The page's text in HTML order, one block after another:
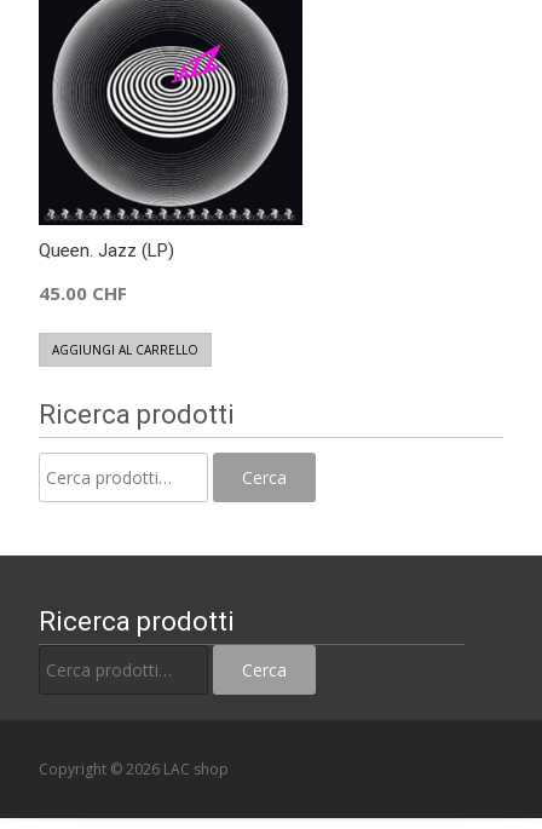
Queen. Jazz (LP)
45.00 CHF
AGGIUNGI AL CARRELLO
Ricerca prodotti
Cerca
Ricerca prodotti
Cerca
Copyright © 2026 LAC shop